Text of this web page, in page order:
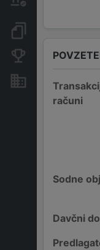
Dokumenti in
Konkurenčna
Nepremičnine
računi
Sodne
Davčni